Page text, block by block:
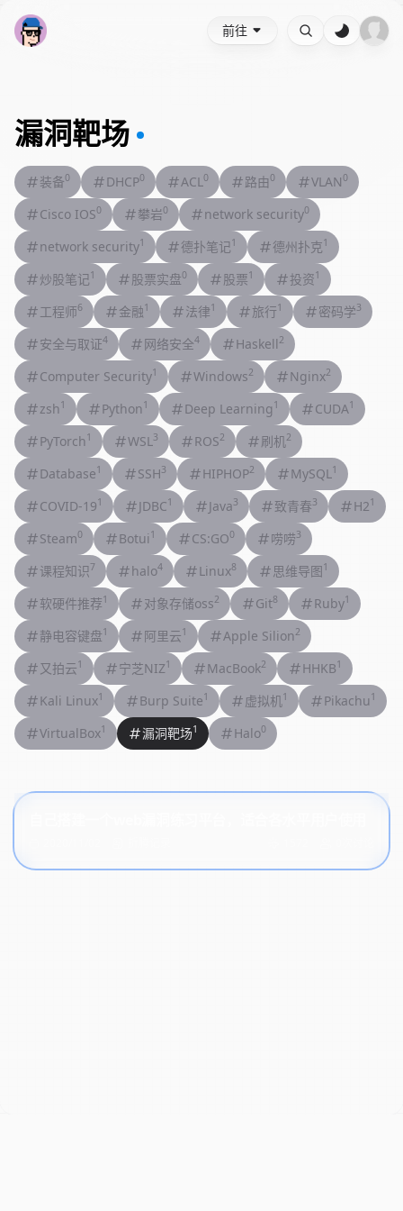
前往
漏洞靶场
装备0 DHCP0 ACL0 路由 0 VLAN 0
Cisco IOS0 攀岩0 network security0
network security1 德扑笔记1 德州扑克1
炒股笔记1 股票实盘0 股票1 投资1
工程师6 金融1 法律1 旅行1 密码学3
安全与取证4 网络安全4 Haskell 2
Computer Security1 Windows2 Nginx2
zsh1 Python1 Deep Learning 1 CUDA1
PyTorch1 WSL3 ROS2 刷机2
Database1 SSH3 HIPHOP2 MySQL1
COVID-191 JDBC1 Java3 致青春3 H21
Steam0 Botui 1 CS:GO0 唠唠3
课程知识7 halo4 Linux8 思维导图1
软硬件推荐1 对象存储oss2 Git8 Ruby1
静电容键盘1 阿里云1 Apple Silion2
又拍云1 宁芝NIZ1 MacBook2 HHKB1
Kali Linux1 Burp Suite1 虚拟机1 Pikachu 1
VirtualBox1 漏洞靶场1 Halo0